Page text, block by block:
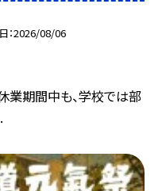
2026/08/06
業期間中も、学校では部